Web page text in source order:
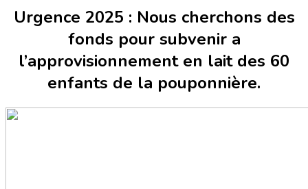
Urgence 2025 : Nous cherchons des
fonds pour subvenir a
l’approvisionnement en lait des 60
enfants de la pouponnière.